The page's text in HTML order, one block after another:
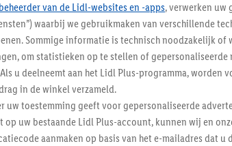
beheerder van de Lidl-websites en -apps, verwerken uw
waarbij we gebruikmaken van verschillende
Sommige informatie is technisch noodzakelijk
om statistieken op te stellen of
u deelneemt aan het Lidl Plus-programma, worden
in de winkel verzameld.
uw toestemming geeft voor gepersonaliseerde
uw bestaande Lidl Plus-account, kunnen wij en
aanmaken op basis van het e-mailadres dat